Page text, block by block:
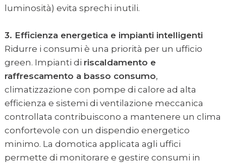
luminosità) evita sprechi inutili.
3. Efficienza energetica e impianti intelligenti
Ridurre i consumi è una priorità per un ufficio
green. Impianti di riscaldamento e
raffrescamento a basso consumo,
climatizzazione con pompe di calore ad alta
efficienza e sistemi di ventilazione meccanica
controllata contribuiscono a mantenere un clima
confortevole con un dispendio energetico
minimo. La domotica applicata agli uffici
permette di monitorare e gestire consumi in